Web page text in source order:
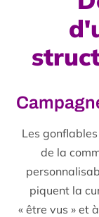
Les
de la
piquent la
« être vus » et